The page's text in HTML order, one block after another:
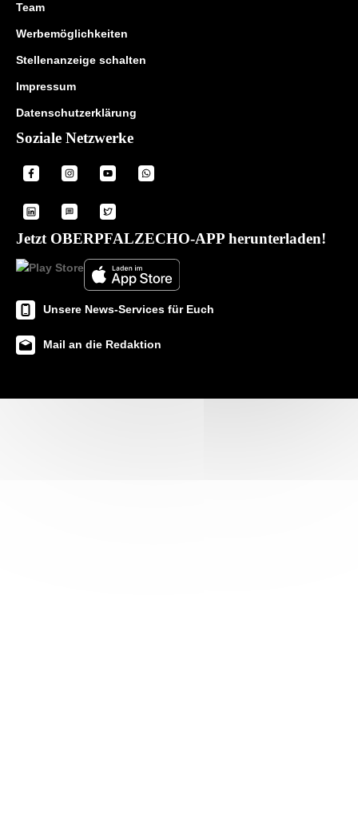
Team
Werbemöglichkeiten
Stellenanzeige schalten
Impressum
Datenschutzerklärung
Soziale Netzwerke
Jetzt OBERPFALZECHO-APP herunterladen!
Unsere News-Services für Euch
Mail an die Redaktion